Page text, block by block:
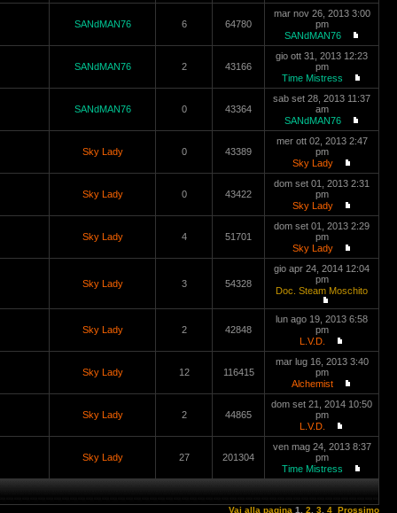
SANdMAN76 6 64780
mar nov 26, 2013 3:00
pm
SANdMAN76
SANdMAN76 2 43166
gio ott 31, 2013 12:23
pm
Time Mistress
SANdMAN76 0 43364
sab set 28, 2013 11:37
am
SANdMAN76
Sky Lady 0 43389
mer ott 02, 2013 2:47
pm
Sky Lady
Sky Lady 0 43422
dom set 01, 2013 2:31
pm
Sky Lady
Sky Lady 4 51701
dom set 01, 2013 2:29
pm
Sky Lady
Sky Lady 3 54328
gio apr 24, 2014 12:04
pm
Doc. Steam Moschito
Sky Lady 2 42848
lun ago 19, 2013 6:58
pm
L.V.D.
Sky Lady 12 116415
mar lug 16, 2013 3:40
pm
Alchemist
Sky Lady 2 44865
dom set 21, 2014 10:50
pm
L.V.D.
Sky Lady 27 201304
ven mag 24, 2013 8:37
pm
Time Mistress
Vai alla pagina 1 2 3 4 Prossimo